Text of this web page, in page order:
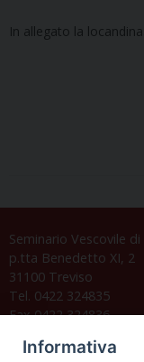
In allegato la locandina.
Seminario Vescovile
p.tta Benedetto XI, 2
31100 Treviso
Tel. 0422 324835
Fax 0422 324836
Informativa